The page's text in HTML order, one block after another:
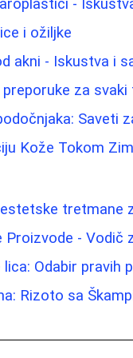
-
i ožiljke
akni - Iskustva i
za svaki
Saveti
Kože Tokom
tretmane
- Vodič
Odabir pravih
Rizoto sa